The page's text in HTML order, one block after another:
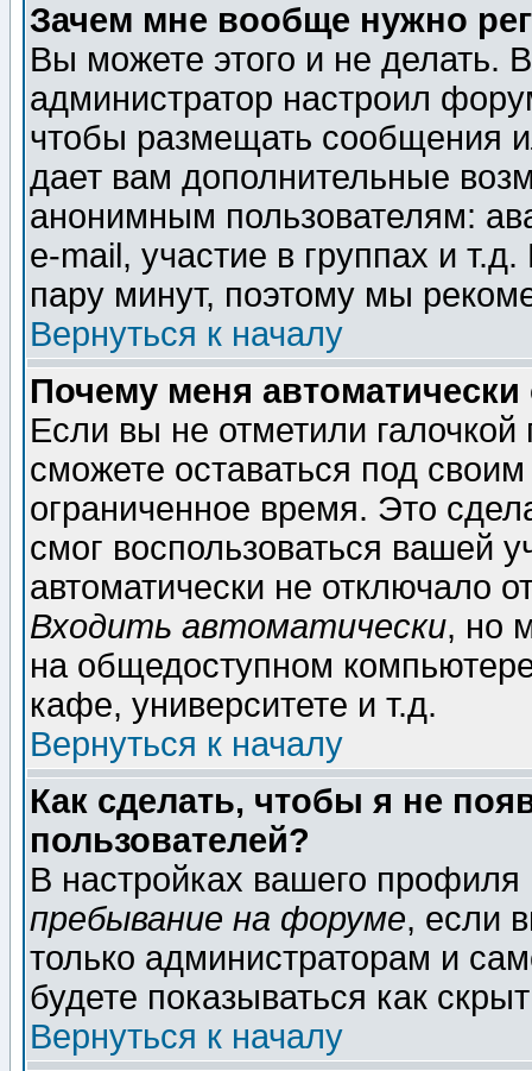
Зачем мне вообще нужно
Вы можете этого и не делать.
администратор настроил
чтобы размещать сообщения
дает вам дополнительные
анонимным пользователям:
e-mail, участие в группах и
пару минут, поэтому мы
Вернуться к началу
Почему меня автоматически
Если вы не отметили галочкой
сможете оставаться под
ограниченное время. Это
смог воспользоваться вашей
автоматически не отключало
Входить автоматически, но
на общедоступном
кафе, университете и т.д.
Вернуться к началу
Как сделать, чтобы я не
пользователей?
В настройках вашего
пребывание на форуме, если
только администраторам и
будете показываться как
Вернуться к началу